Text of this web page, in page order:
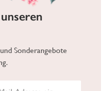
Sonderangebote